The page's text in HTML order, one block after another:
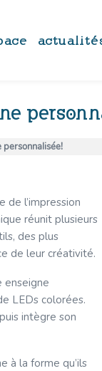
de l’impression
réunit plusieurs
des plus
de leur créativité.
enseigne
LEDs colorées.
intègre son
à la forme qu’ils